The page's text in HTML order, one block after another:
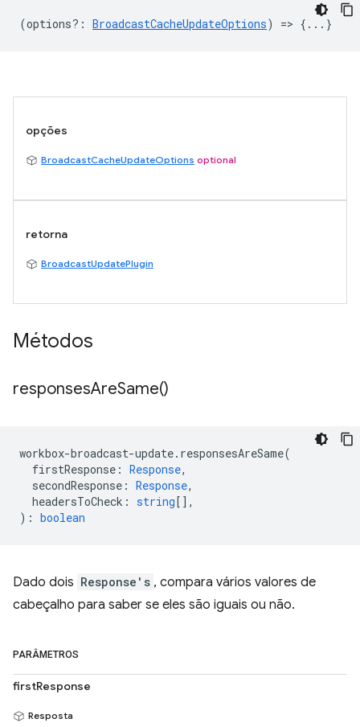
(options? : BroadcastCacheUpdateOptions) => {...}
opções
BroadcastCacheUpdateOptions optional
retorna
BroadcastUpdatePlugin
Métodos
responsesAreSame()
workbox-broadcast-update. responsesAreSame(
firstResponse : Response,
secondResponse : Response,
headersToCheck : string[],
) : boolean
Dado dois Response's , compara vários valores de
cabeçalho para saber se eles são iguais ou não.
PARÂMETROS
firstResponse
Resposta